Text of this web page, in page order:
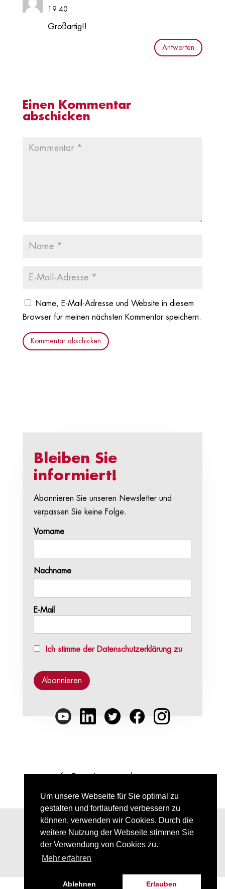
19:40
Großartig!!
Antworten
Einen Kommentar
abschicken
Name, E-Mail-Adresse und Website in diesem
Browser für meinen nächsten Kommentar speichern.
Kommentar abschicken
Bleiben Sie
informiert!
Abonnieren Sie unseren Newsletter und
verpassen Sie keine Folge.
Vorname
Nachname
E-Mail
Ich stimme der Datenschutzerklärung zu
Impressum
Um unsere Webseite für Sie optimal zu
gestalten und fortlaufend verbessern zu
können, verwenden wir Cookies. Durch die
weitere Nutzung der Webseite stimmen Sie
der Verwendung von Cookies zu.
Mehr erfahren
Ablehnen Erlauben